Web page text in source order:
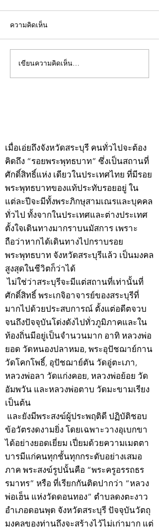
คอลัมน์"จับชีพจรวงการ
พระ"ประจำพุธที่ 29
ความคิดเห็น
เขียนความคิดเห็น…
เมื่อเอ่ยถึงจังหวัดสระบุรี คนทั่วไปจะต้อง
คิดถึง “รอยพระพุทธบาท” ซึ่งเป็นสถานที่
ศักดิ์สิทธิ์แห่ง เดียวในประเทศไทย ที่มีรอย
พระพุทธบาทของแท้ประทับรอยอยู่ ใน
แต่ละปีจะมีทั้งพระภิกษุสามเณรและบุคคล
ทั่วไป ทั้งจากในประเทศและต่างประเทศ
ตั้งใจเดินทางมากราบนมัสการ เพราะ
ถือว่าหากได้เดินทางไปกราบรอย
พระพุทธบาท จังหวัดสระบุรีแล้ว เป็นมงคล
สูงสุดในชีวิตก็ว่าได้
ไม่ใช่ว่าสระบุรีจะมีแต่สถานที่เท่านั้นที่
ศักดิ์สิทธิ์ พระเกจิอาจารย์ของสระบุรีที่
มากไปด้วยประสบการณ์ ตั้งแต่อดีตจวบ
จนถึงปัจจุบันโด่งดังไปทั่วภูมิภาคและใน
ท้องถิ่นมีอยู่เป็นจำนวนมาก อาทิ หลวงพ่อ
ยอด วัดหนองปลาหมอ, พระอุปัชฌาย์กาน
วัดโคกโพธิ์, อุปัชฌาย์ตัน วัดอู่ตะเภา,
หลวงพ่อลา วัดแก่งคอย, หลวงพ่อย้อย วัด
อัมพวัน และหลวงพ่อตาบ วัดมะขามเรียง
เป็นต้น
และยังมีพระสงฆ์ผู้ประพฤติดี ปฏิบัติชอบ
ข้อวัตรงดงามยิ่ง โดยเฉพาะวางอุเบกขา
ได้อย่างยอดเยี่ยม เปี่ยมด้วยความเมตตา
บารมีแก่คนทุกชั้นทุกกระดับอย่างเสมอ
ภาค พระสงฆ์รูปนั้นคือ “พระครูอรรถธร
รมาทร” หรือ ที่เรียกกันติดปากว่า “หลวง
พ่อเฮ็น แห่งวัดดอนทอง” ตำบลดงตะงาว
อำเภอดอนพุด จังหวัดสระบุรี ปัจจุบันวัตถุ
มงคลของท่านถึงจะสร้างไว้ไม่เก่ามาก แต่